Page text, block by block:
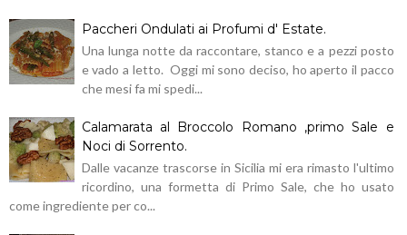
Paccheri Ondulati ai Profumi d' Estate.
Una lunga notte da raccontare, stanco e a pezzi posto
e vado a letto. Oggi mi sono deciso, ho aperto il pacco
che mesi fa mi spedi...
Calamarata al Broccolo Romano ,primo Sale e
Noci di Sorrento.
Dalle vacanze trascorse in Sicilia mi era rimasto l'ultimo
ricordino, una formetta di Primo Sale, che ho usato
come ingrediente per co...